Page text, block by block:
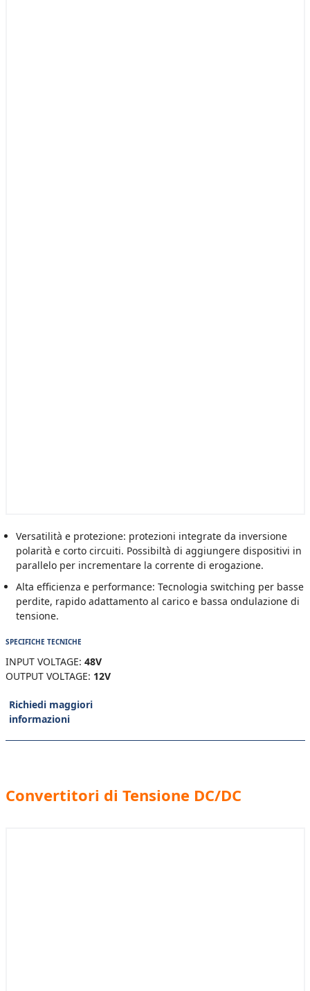
Versatilità e protezione: protezioni integrate da inversione
polarità e corto circuiti. Possibiltà di aggiungere dispositivi in
parallelo per incrementare la corrente di erogazione.
Alta efficienza e performance: Tecnologia switching per basse
perdite, rapido adattamento al carico e bassa ondulazione di
tensione.
SPECIFICHE TECNICHE
INPUT VOLTAGE: 48V
OUTPUT VOLTAGE: 12V
Richiedi maggiori
informazioni
Convertitori di Tensione DC/DC